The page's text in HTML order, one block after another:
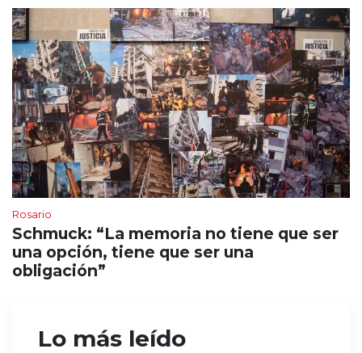
Rosario
Schmuck: “La memoria no tiene que ser
una opción, tiene que ser una
obligación”
Lo más leído